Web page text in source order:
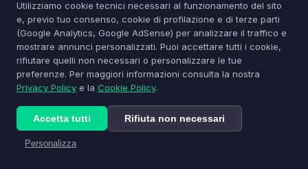
Utilizziamo cookie tecnici necessari al funzionamento del sito
e, previo tuo consenso, cookie di profilazione e di terze parti
(Google Analytics, Google AdSense) per analizzare il traffico e
mostrare annunci personalizzati. Puoi accettare tutti i cookie,
rifiutare quelli non necessari o personalizzare le tue
preferenze. Per maggiori informazioni consulta la nostra
Privacy Policy e la Cookie Policy.
Accetta tutti Rifiuta non necessari
Personalizza
Le immagini presenti su questo sito sono di proprietà dei
cronaca ai sensi dell'art. 70 L. 633/1941. Contatti:
info@spazioitech.it
© 2026 Spazio iTech — Seven Trade SRLS — P.IVA:
04077740985